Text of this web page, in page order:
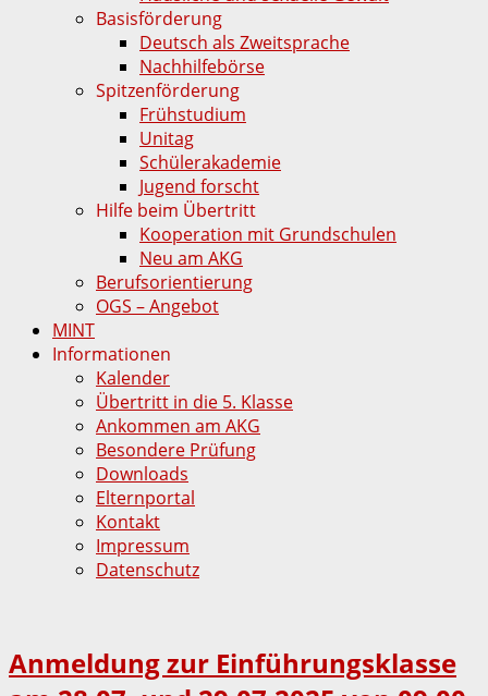
Basisförderung
Deutsch als Zweitsprache
Nachhilfebörse
Spitzenförderung
Frühstudium
Unitag
Schülerakademie
Jugend forscht
Hilfe beim Übertritt
Kooperation mit Grundschulen
Neu am AKG
Berufsorientierung
OGS – Angebot
MINT
Informationen
Kalender
Übertritt in die 5. Klasse
Ankommen am AKG
Besondere Prüfung
Downloads
Elternportal
Kontakt
Impressum
Datenschutz
Anmeldung zur Einführungsklasse